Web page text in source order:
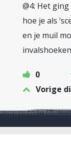
@4: Het
hoe je als
en je muil
0
Vorige